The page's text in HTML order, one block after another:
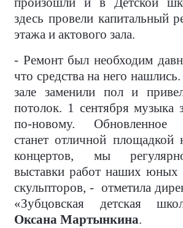
здесь провели капитальный
этажа и актового зала.
- Ремонт был необходим
что средства на него
зале заменили пол и
потолок. 1 сентября музыка
по-новому. Обновленное
станет отличной площадкой
концертов, мы
выставки работ наших юных
скульпторов, - отметила
«Зубцовская детская
Оксана Мартынкина.